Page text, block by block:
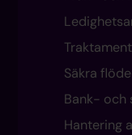
Säkra
Bank- och
Hantering